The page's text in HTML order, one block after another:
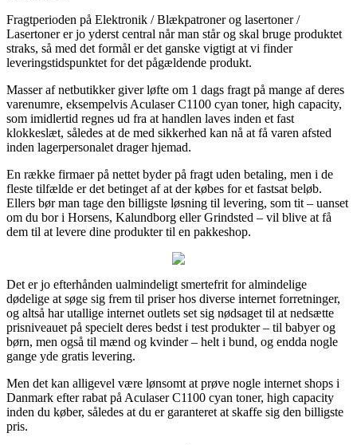
Fragtperioden på Elektronik / Blækpatroner og lasertoner /
Lasertoner er jo yderst central når man står og skal bruge produktet
straks, så med det formål er det ganske vigtigt at vi finder
leveringstidspunktet for det pågældende produkt.
Masser af netbutikker giver løfte om 1 dags fragt på mange af deres
varenumre, eksempelvis Aculaser C1100 cyan toner, high capacity,
som imidlertid regnes ud fra at handlen laves inden et fast
klokkeslæt, således at de med sikkerhed kan nå at få varen afsted
inden lagerpersonalet drager hjemad.
En række firmaer på nettet byder på fragt uden betaling, men i de
fleste tilfælde er det betinget af at der købes for et fastsat beløb.
Ellers bør man tage den billigste løsning til levering, som tit – uanset
om du bor i Horsens, Kalundborg eller Grindsted – vil blive at få
dem til at levere dine produkter til en pakkeshop.
Det er jo efterhånden ualmindeligt smertefrit for almindelige
dødelige at søge sig frem til priser hos diverse internet forretninger,
og altså har utallige internet outlets set sig nødsaget til at nedsætte
prisniveauet på specielt deres bedst i test produkter – til babyer og
børn, men også til mænd og kvinder – helt i bund, og endda nogle
gange yde gratis levering.
Men det kan alligevel være lønsomt at prøve nogle internet shops i
Danmark efter rabat på Aculaser C1100 cyan toner, high capacity
inden du køber, således at du er garanteret at skaffe sig den billigste
pris.